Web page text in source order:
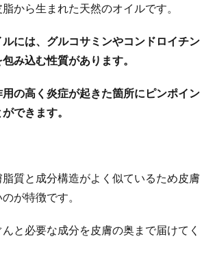
から生まれた天然のオイルです。
には、グルコサミンやコンドロイチン
み込む性質があります。
の高く炎症が起きた箇所にピンポイン
できます。
質と成分構造がよく似ているため皮膚
が特徴です。
と必要な成分を皮膚の奥まで届けてく